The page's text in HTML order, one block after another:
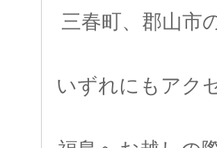
三春町、郡山市
いずれにもアク